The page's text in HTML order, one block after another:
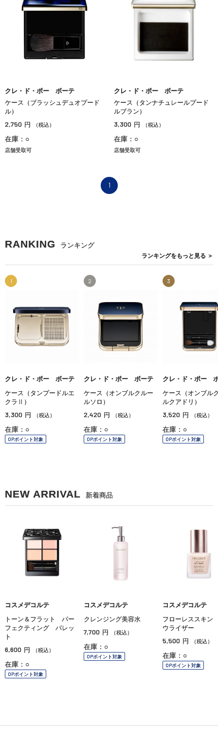
クレ・ド・ポー ボーテ
ケース（ブラッシュデュオプード
ル）
2,750 円 （税込）
在庫：○
店舗受取可
クレ・ド・ポー ボーテ
ケース（タンナチュレールプード
ルブラン）
3,300 円 （税込）
在庫：○
店舗受取可
1
RANKING ランキング
ランキングをもっと見る ＞
1
クレ・ド・ポー ボーテ
ケース（タンプードルエ
クラⅡ）
3,300 円 （税込）
在庫：○
OPポイント対象
2
クレ・ド・ポー ボーテ
ケース（オンブルクルー
ルソロ）
2,420 円 （税込）
在庫：○
OPポイント対象
3
クレ・ド・ポー
ケース（オンブル
ルクアドリ）
3,520 円 （税込）
在庫：○
OPポイント対象
NEW ARRIVAL 新着商品
コスメデコルテ
トーン＆フラット パー
フェクティング パレッ
ト
6,600 円 （税込）
在庫：○
OPポイント対象
コスメデコルテ
クレンジング美容水
7,700 円 （税込）
在庫：○
OPポイント対象
コスメデコルテ
フローレススキ
ウライザー
5,500 円 （税込）
在庫：○
OPポイント対象